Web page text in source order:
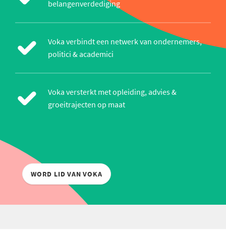
belangenverdediging
Voka verbindt een netwerk van ondernemers,
politici & academici
Voka versterkt met opleiding, advies &
groeitrajecten op maat
WORD LID VAN VOKA